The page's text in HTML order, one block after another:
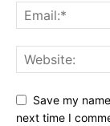
Save my
next time I